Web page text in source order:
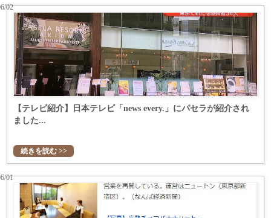
【テレビ紹介】日本テレビ「news every.」にパセラが紹介され
ました...
02
続きを読む >>
01